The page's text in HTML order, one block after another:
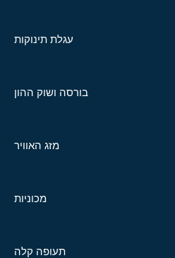
עגלת תינוקות
בורסה ושוק ההון
מזג האוויר
מכוניות
תעופה קלה